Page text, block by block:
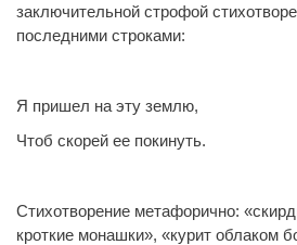
заключительной строфой
последними строками:
Я пришел на эту землю,
Чтоб скорей ее покинуть.
Стихотворение метафорично:
кроткие монашки», «курит облаком